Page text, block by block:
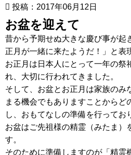
投稿：2017年06月12日
お盆を迎えて
昔から予期せぬ大きな慶び事が起
正月が一緒に来たようだ！」と表
お正月は日本人にとって一年の祭
れ、大切に行われてきました。
そして、お盆とお正月は家族のみ
まる機会でもありますことからど
し、おもてなしの準備を行ってお
お盆はご先祖様の精霊（みたま）
す。
そのために準備しますのが「精霊